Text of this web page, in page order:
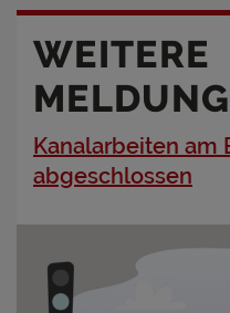
WEITERE
Kanalarbeiten am
abgeschlossen